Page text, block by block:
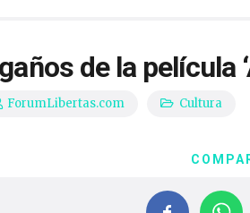
de la película
ForumLibertas.com Cultura